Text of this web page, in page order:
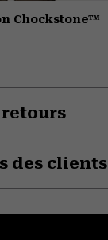
Chockstone™
des clients